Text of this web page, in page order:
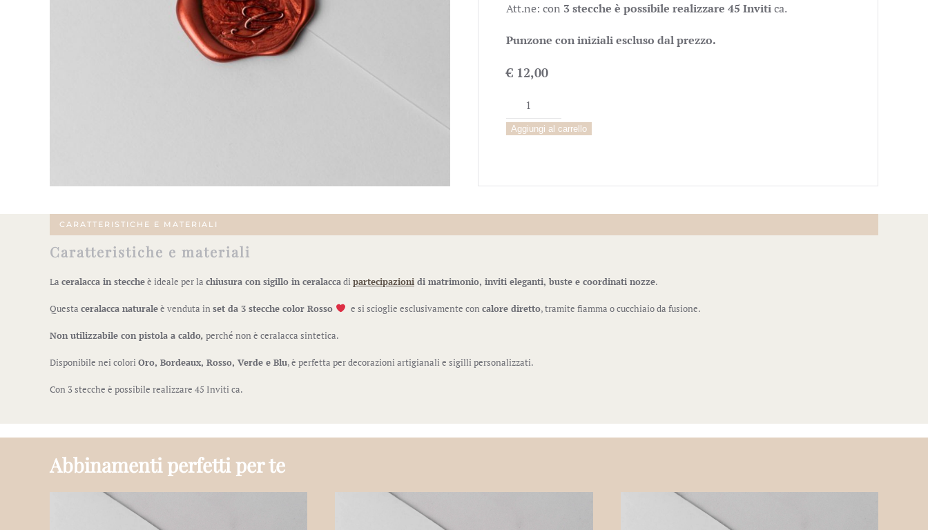
Att.ne: con 3 stecche è possibile realizzare 45 Invitica.
Punzone con iniziali escluso dal prezzo.
€ 12,00
Ceralacca
rosso
quantità
Aggiungi al carrello
CARATTERISTICHE E MATERIALI
Caratteristiche e materiali
La ceralacca in steccheè ideale per la chiusura con sigillo in ceralaccadipartecipazioni di matrimonio, inviti eleganti, buste e coordinati nozze.
Questa ceralacca naturaleè venduta inset da 3 stecche color Rosso e si scioglie esclusivamente concalore diretto, tramite fiamma o cucchiaio da fusione.
Non utilizzabile con pistola a caldo, perché non è ceralacca sintetica.
Disponibile nei coloriOro, Bordeaux, Rosso, Verde e Blu, è perfetta per decorazioni artigianali e sigilli personalizzati.
Con 3 stecche è possibile realizzare 45 Inviti ca.
Abbinamenti perfetti per te